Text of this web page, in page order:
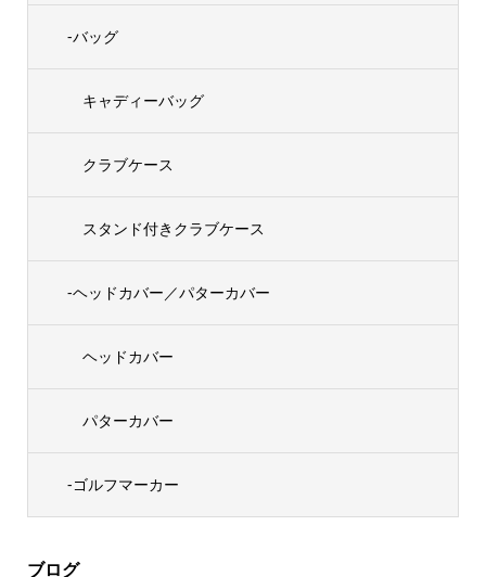
-バッグ
キャディーバッグ
クラブケース
スタンド付きクラブケース
-ヘッドカバー／パターカバー
ヘッドカバー
パターカバー
-ゴルフマーカー
ブログ